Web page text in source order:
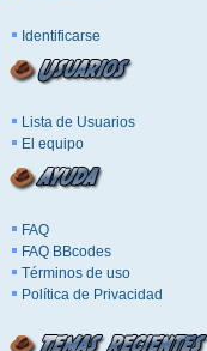
Identificarse
Lista de Usuarios
El equipo
FAQ
FAQ BBcodes
Términos de uso
Política de Privacidad